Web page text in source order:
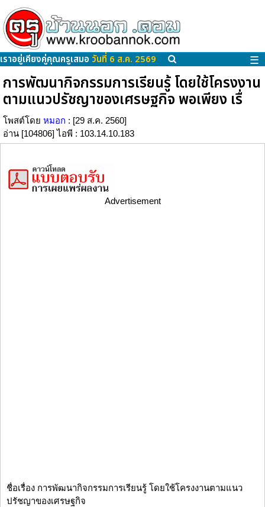
เราอยู่เคียงคู่คุณครูเสมอ วันที่ 6 ส.ค. 2569 ☰
การพัฒนากิจกรรมการเรียนรู้ โดยใช้โครงงาน
ตามแนวปรัชญาของเศรษฐกิจ พอเพียง เรื่
โพสต์โดย หมอก : [29 ส.ค. 2560]
อ่าน [104806] ไอพี : 103.14.10.183
Advertisement
ชื่อเรื่อง การพัฒนากิจกรรมการเรียนรู้ โดยใช้โครงงานตามแนว
ปรัชญาของเศรษฐกิจ